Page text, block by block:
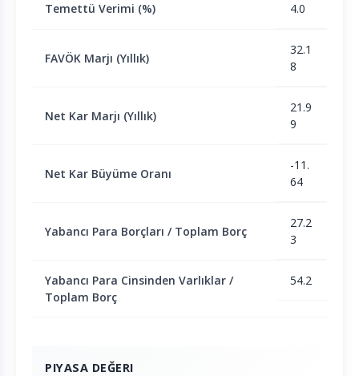
Temettü Verimi (%) 4.0
FAVÖK Marjı (Yıllık)
32.1
8
Net Kar Marjı (Yıllık)
21.9
9
Net Kar Büyüme Oranı
-11.
64
Yabancı Para Borçları / Toplam Borç
27.2
3
Yabancı Para Cinsinden Varlıklar /
Toplam Borç
54.2
PIYASA DEĞERI